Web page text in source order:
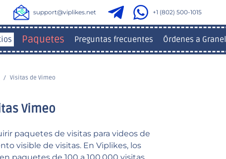
support@viplikes.net +1 (802) 500-1015
Paquetes Preguntas frecuentes Órdenes a Granel
Visitas de Vimeo
Vimeo
paquetes de visitas para videos de
visible de visitas. En Viplikes, los